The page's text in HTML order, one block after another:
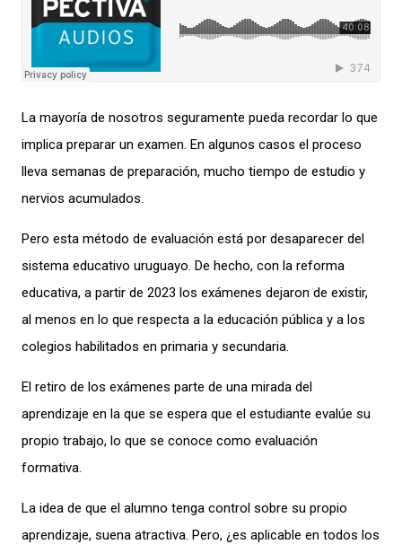
La mayoría de nosotros seguramente pueda recordar lo que
implica preparar un examen. En algunos casos el proceso
lleva semanas de preparación, mucho tiempo de estudio y
nervios acumulados.
Pero esta método de evaluación está por desaparecer del
sistema educativo uruguayo. De hecho, con la reforma
educativa, a partir de 2023 los exámenes dejaron de existir,
al menos en lo que respecta a la educación pública y a los
colegios habilitados en primaria y secundaria.
El retiro de los exámenes parte de una mirada del
aprendizaje en la que se espera que el estudiante evalúe su
propio trabajo, lo que se conoce como evaluación
formativa.
La idea de que el alumno tenga control sobre su propio
aprendizaje, suena atractiva. Pero, ¿es aplicable en todos los